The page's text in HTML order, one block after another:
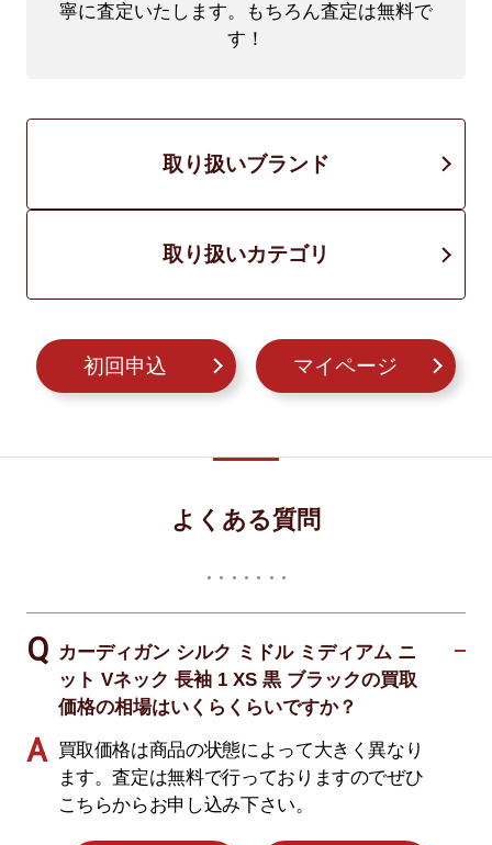
寧に査定いたします。もちろん査定は無料で
す！
取り扱いブランド
取り扱いカテゴリ
初回申込 マイページ
よくある質問
カーディガン シルク ミドル ミディアム ニ
ット Vネック 長袖 1 XS 黒 ブラックの買取
価格の相場はいくらくらいですか？
買取価格は商品の状態によって大きく異なり
ます。査定は無料で行っておりますのでぜひ
こちらからお申し込み下さい。